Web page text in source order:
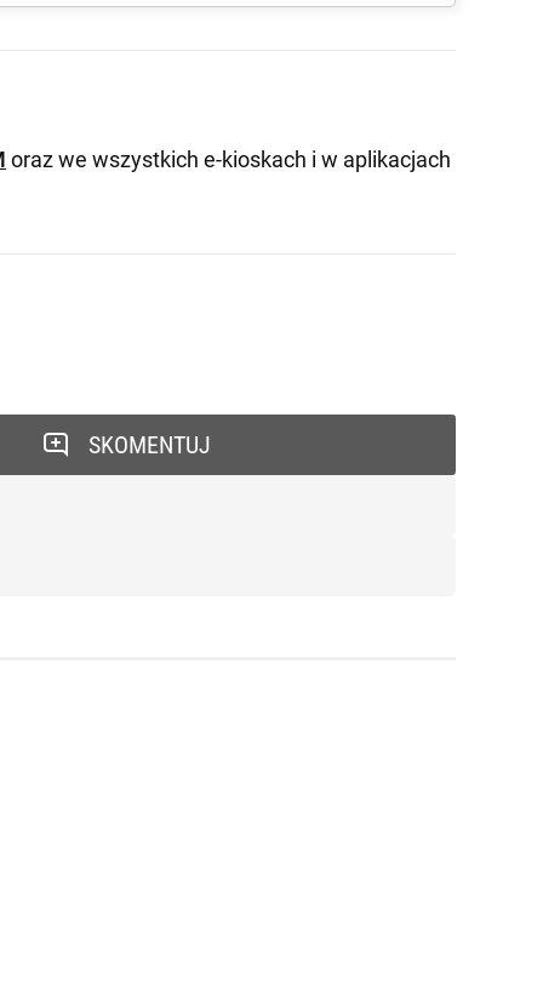
oraz we wszystkich e-kioskach i w aplikacjach
SKOMENTUJ